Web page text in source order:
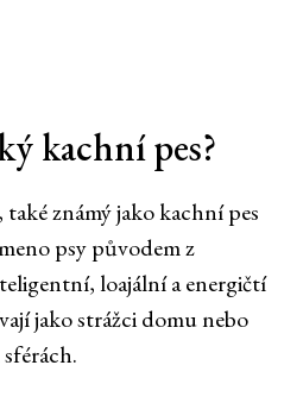
kachní pes?
známý jako kachní pes
psy původem z
loajální a energičtí
jako strážci domu nebo